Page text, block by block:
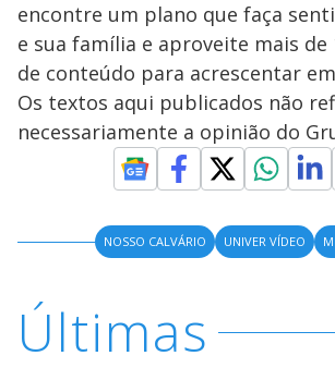
encontre um plano que faça
e sua família e aproveite mais de
de conteúdo para acrescentar
Os textos aqui publicados não
necessariamente a opinião do
NOSSO CALVÁRIO UNIVER VÍDEO
Últimas